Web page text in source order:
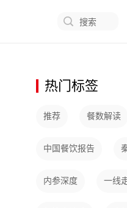
搜索
热门标签
推荐 餐数解读
中国餐饮报告
内参深度 一线